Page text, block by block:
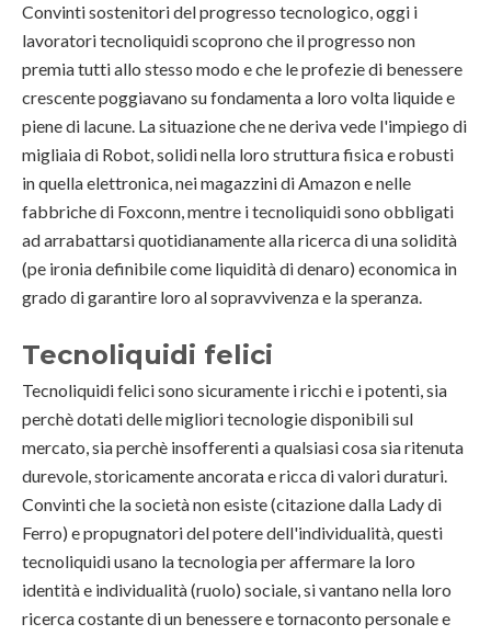
Convinti sostenitori del progresso tecnologico, oggi i
lavoratori tecnoliquidi scoprono che il progresso non
premia tutti allo stesso modo e che le profezie di benessere
crescente poggiavano su fondamenta a loro volta liquide e
piene di lacune. La situazione che ne deriva vede l'impiego di
migliaia di Robot, solidi nella loro struttura fisica e robusti
in quella elettronica, nei magazzini di Amazon e nelle
fabbriche di Foxconn, mentre i tecnoliquidi sono obbligati
ad arrabattarsi quotidianamente alla ricerca di una solidità
(pe ironia definibile come liquidità di denaro) economica in
grado di garantire loro al sopravvivenza e la speranza.
Tecnoliquidi felici
Tecnoliquidi felici sono sicuramente i ricchi e i potenti, sia
perchè dotati delle migliori tecnologie disponibili sul
mercato, sia perchè insofferenti a qualsiasi cosa sia ritenuta
durevole, storicamente ancorata e ricca di valori duraturi.
Convinti che la società non esiste (citazione dalla Lady di
Ferro) e propugnatori del potere dell'individualità, questi
tecnoliquidi usano la tecnologia per affermare la loro
identità e individualità (ruolo) sociale, si vantano nella loro
ricerca costante di un benessere e tornaconto personale e